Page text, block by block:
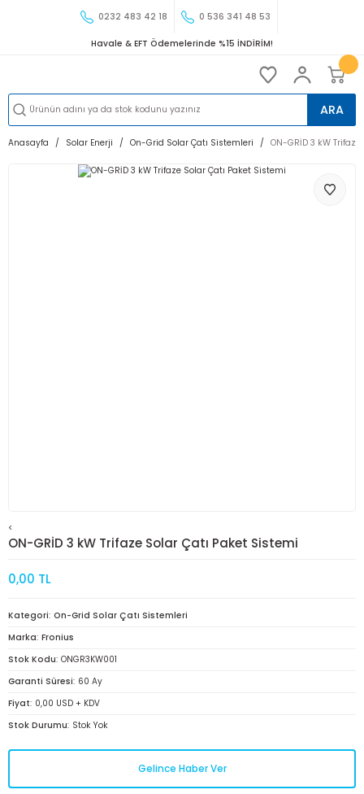
0232 483 42 18 0 536 341 48 53
Havale & EFT Ödemelerinde %15 İNDİRİM!
ARA
Anasayfa Solar Enerji On-Grid Solar Çatı Sistemleri ON-GRİD 3 kW
<
ON-GRİD 3 kW Trifaze Solar Çatı Paket Sistemi
0,00 TL
Kategori On-Grid Solar Çatı Sistemleri
Marka Fronius
Stok Kodu ONGR3KW001
Garanti Süresi 60 Ay
Fiyat 0,00 USD + KDV
Stok Durumu Stok Yok
Gelince Haber Ver